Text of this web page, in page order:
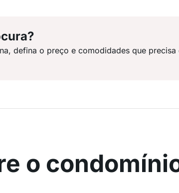
defina o preço e comodidades que precisa
o